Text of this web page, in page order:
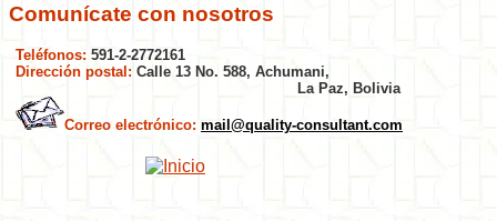
Comunícate con nosotros
Teléfonos: 591-2-2772161
Dirección postal: Calle 13 No. 588, Achumani,
La Paz, Bolivia
Correo electrónico: mail@quality-consultant.com